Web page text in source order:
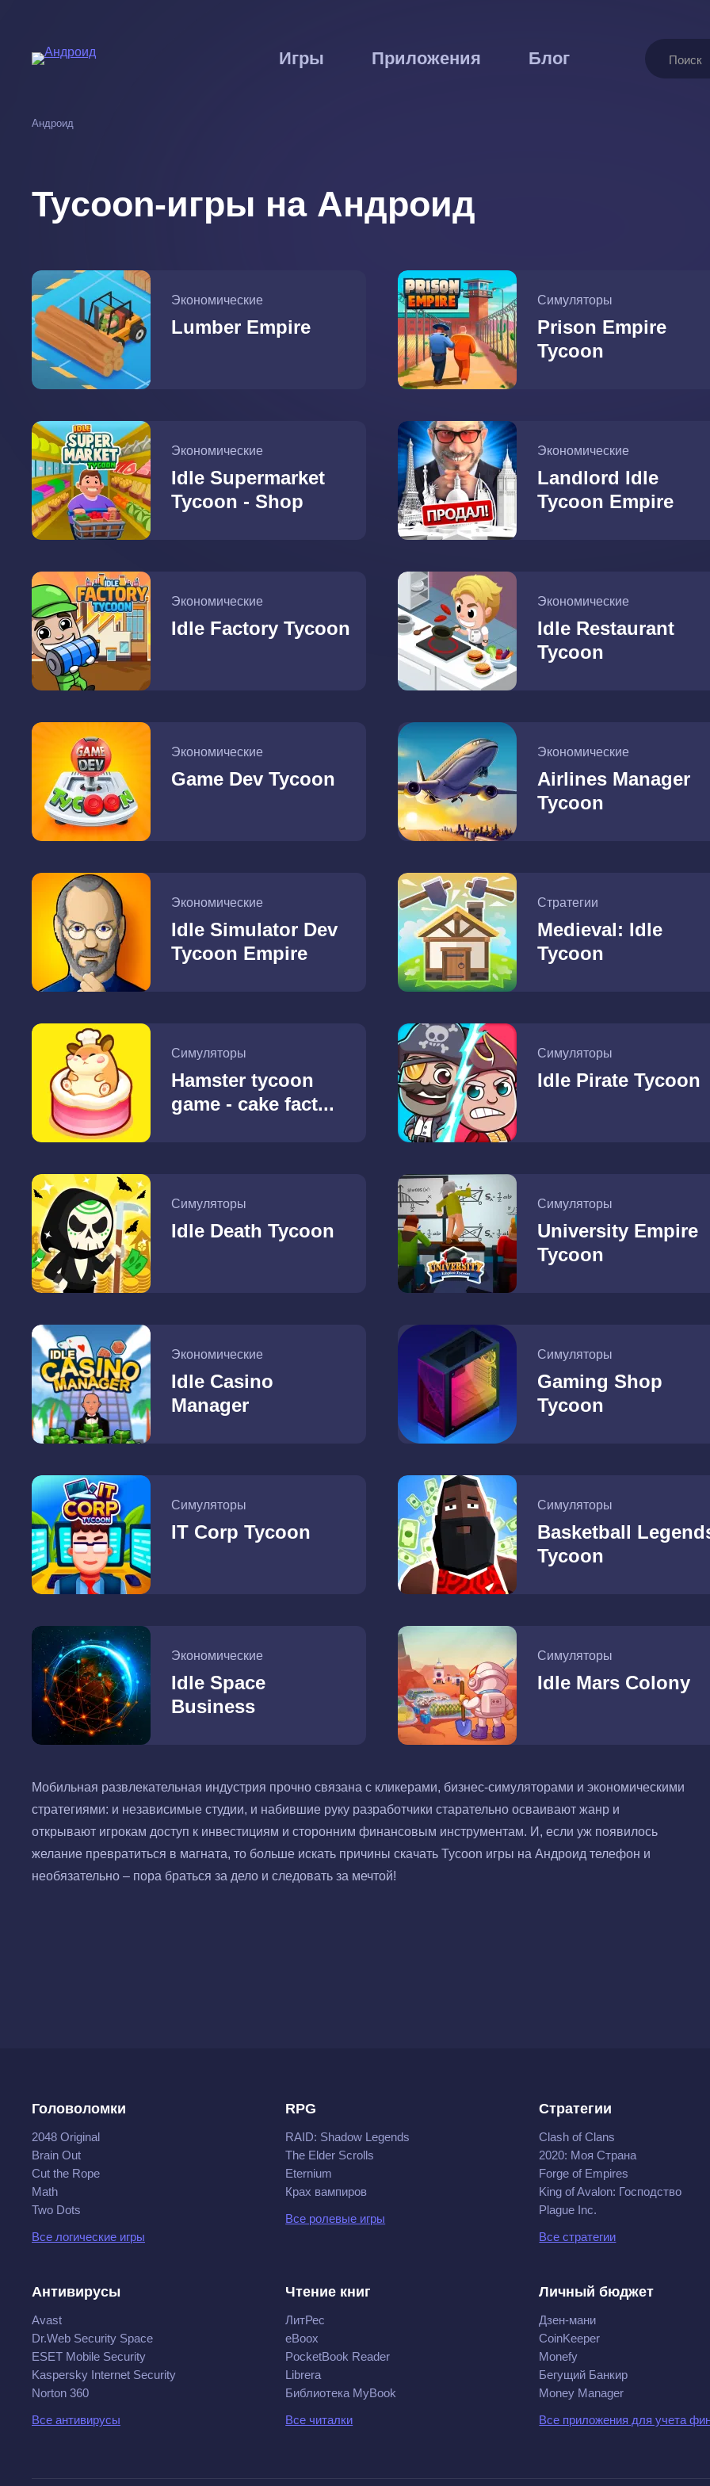
основному
Игры Приложения Блог Поиск
Андроид
Tycoon-игры на Андроид
Экономические
Lumber Empire
Симуляторы
Prison Empire
Tycoon
Экономические
Idle Supermarket
Tycoon - Shop
Экономические
Landlord Idle
Tycoon Empire
Экономические
Idle Factory Tycoon
Экономические
Idle Restaurant
Tycoon
Экономические
Game Dev Tycoon
Экономические
Airlines Manager
Tycoon
Экономические
Idle Simulator Dev
Tycoon Empire
Стратегии
Medieval: Idle
Tycoon
Симуляторы
Hamster tycoon
game - cake fact...
Симуляторы
Idle Pirate Tycoon
Симуляторы
Idle Death Tycoon
Симуляторы
University Empire
Tycoon
Экономические
Idle Casino
Manager
Симуляторы
Gaming Shop
Tycoon
Симуляторы
IT Corp Tycoon
Симуляторы
Basketball
Tycoon
Экономические
Idle Space
Business
Симуляторы
Idle Mars Colony
Мобильная развлекательная индустрия прочно связана с кликерами, бизнес-симуляторами и экономическими
стратегиями: и независимые студии, и набившие руку разработчики старательно осваивают жанр и
открывают игрокам доступ к инвестициям и сторонним финансовым инструментам. И, если уж появилось
желание превратиться в магната, то больше искать причины скачать Tycoon игры на Андроид телефон и
необязательно – пора браться за дело и следовать за мечтой!
Головоломки
2048 Original
Brain Out
Cut the Rope
Math
Two Dots
Все логические игры
RPG
RAID: Shadow Legends
The Elder Scrolls
Eternium
Крах вампиров
Все ролевые игры
Стратегии
Clash of Clans
2020: Моя Cтрана
Forge of Empires
King of Avalon: Господство
Plague Inc.
Все стратегии
Антивирусы
Avast
Dr.Web Security Space
ESET Mobile Security
Kaspersky Internet Security
Norton 360
Все антивирусы
Чтение книг
ЛитРес
eBoox
PocketBook Reader
Librera
Библиотека MyBook
Все читалки
Личный бюджет
Дзен-мани
CoinKeeper
Monefy
Бегущий Банкир
Money Manager
Все приложения для учета